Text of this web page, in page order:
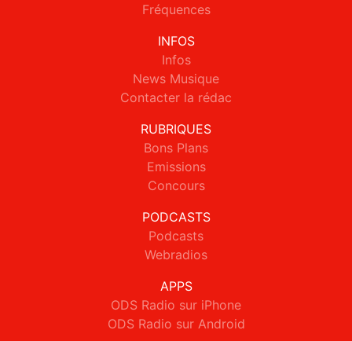
Fréquences
INFOS
Infos
News Musique
Contacter la rédac
RUBRIQUES
Bons Plans
Emissions
Concours
PODCASTS
Podcasts
Webradios
APPS
ODS Radio sur iPhone
ODS Radio sur Android